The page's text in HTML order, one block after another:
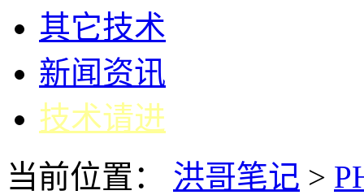
其它技术
新闻资讯
技术请进
当前位置：
洪哥笔记 >